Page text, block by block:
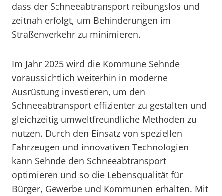
dass der Schneeabtransport reibungslos und
zeitnah erfolgt, um Behinderungen im
Straßenverkehr zu minimieren.
Im Jahr 2025 wird die Kommune Sehnde
voraussichtlich weiterhin in moderne
Ausrüstung investieren, um den
Schneeabtransport effizienter zu gestalten und
gleichzeitig umweltfreundliche Methoden zu
nutzen. Durch den Einsatz von speziellen
Fahrzeugen und innovativen Technologien
kann Sehnde den Schneeabtransport
optimieren und so die Lebensqualität für
Bürger, Gewerbe und Kommunen erhalten. Mit